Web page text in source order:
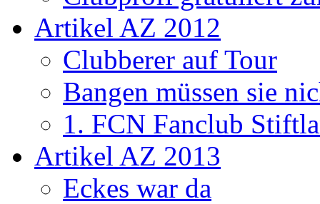
Artikel AZ 2012
Clubberer auf Tour
Bangen müssen sie
1. FCN Fanclub
Artikel AZ 2013
Eckes war da